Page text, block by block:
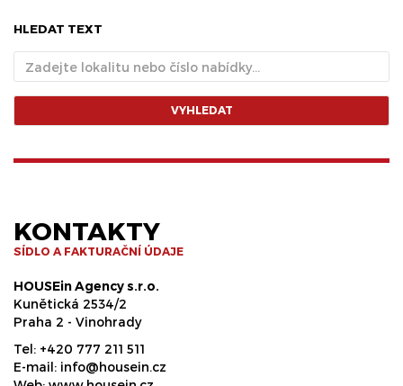
HLEDAT TEXT
VYHLEDAT
KONTAKTY
SÍDLO A FAKTURAČNÍ ÚDAJE
HOUSEin Agency s.r.o.
Kunětická 2534/2
Praha 2 - Vinohrady
Tel: +420 777 211 511
E-mail: info@housein.cz